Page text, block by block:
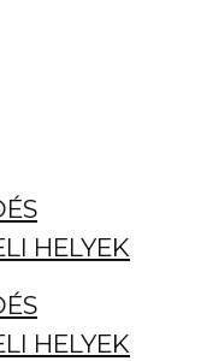
HELYEK
HELYEK